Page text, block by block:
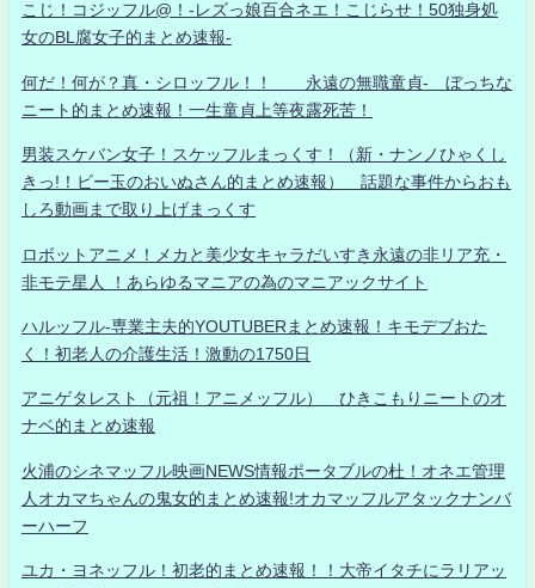
こじ！コジッフル@！-レズっ娘百合ネエ！こじらせ！50独身処
女のBL腐女子的まとめ速報-
何だ！何が？真・シロッフル！！ 永遠の無職童貞- ぼっちな
ニート的まとめ速報！一生童貞上等夜露死苦！
男装スケバン女子！スケッフルまっくす！（新・ナンノひゃくし
きっ!！ビー玉のおいぬさん的まとめ速報） 話題な事件からおも
しろ動画まで取り上げまっくす
ロボットアニメ！メカと美少女キャラだいすき永遠の非リア充・
非モテ星人 ！あらゆるマニアの為のマニアックサイト
ハルッフル-専業主夫的YOUTUBERまとめ速報！キモデブおた
く！初老人の介護生活！激動の1750日
アニゲタレスト（元祖！アニメッフル） ひきこもりニートのオ
ナベ的まとめ速報
火浦のシネマッフル映画NEWS情報ポータブルの杜！オネエ管理
人オカマちゃんの鬼女的まとめ速報!オカマッフルアタックナンバ
ーハーフ
ユカ・ヨネッフル！初老的まとめ速報！！大帝イタチにラリアッ